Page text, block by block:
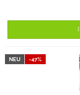
NEU -47%